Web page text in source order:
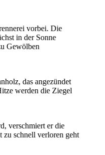
vorbei. Die
in der Sonne
Gewölben
das angezündet
werden die Ziegel
verschmiert er die
zu schnell verloren geht